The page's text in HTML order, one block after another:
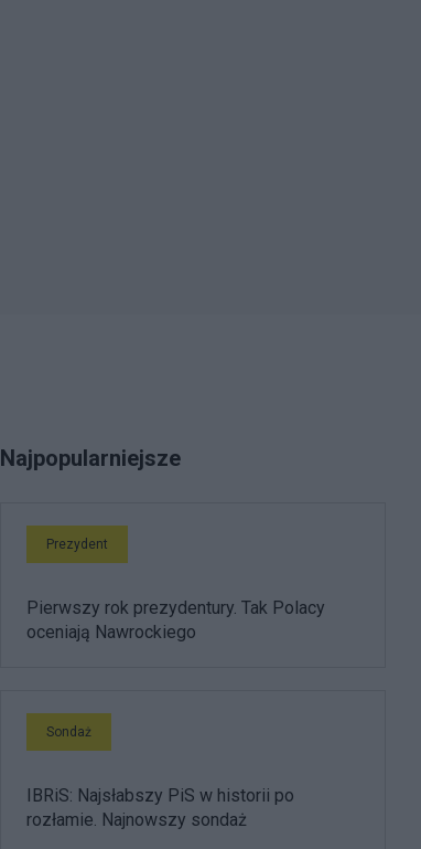
Najpopularniejsze
Prezydent
Pierwszy rok prezydentury. Tak Polacy
oceniają Nawrockiego
Sondaż
IBRiS: Najsłabszy PiS w historii po
rozłamie. Najnowszy sondaż